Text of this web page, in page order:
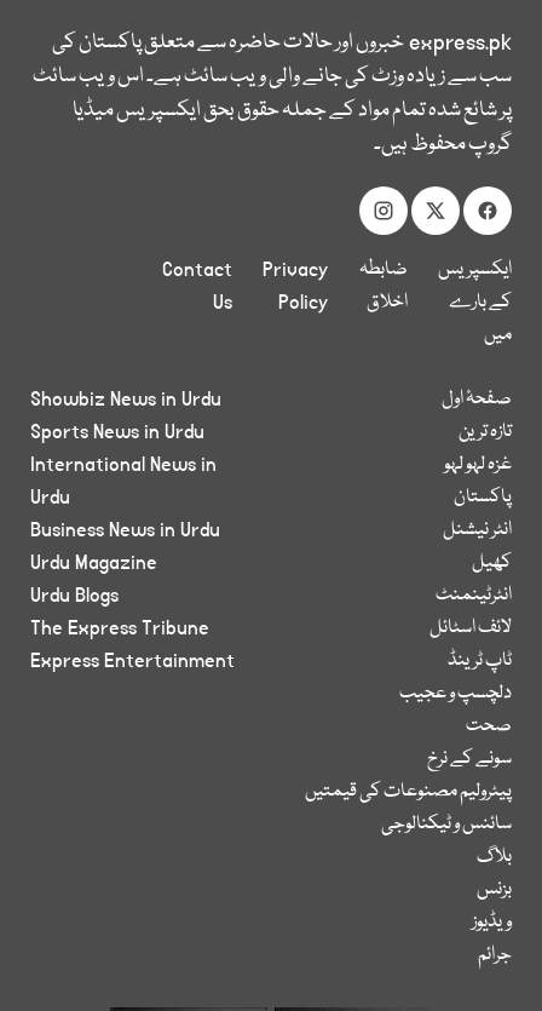
express.pkخبروں اور حالات حاضرہ سے متعلق پاکستان کی
سب سے زیادہ وزٹ کی جانے والی ویب سائٹ ہے۔ اس ویب سائٹ
پر شائع شدہ تمام مواد کے جملہ حقوق بحق ایکسپریس میڈیا
گروپ محفوظ ہیں۔
ایکسپریس
کے بارے
میں
ضابطہ
اخلاق
Privacy
Policy
Contact
Us
صفحۂ اول
تازہ ترین
غزہ لہو لہو
پاکستان
انٹر نیشنل
کھیل
انٹرٹینمنٹ
لائف اسٹائل
ٹاپ ٹرینڈ
دلچسپ و عجیب
صحت
سونے کے نرخ
پیٹرولیم مصنوعات کی قیمتیں
سائنس و ٹیکنالوجی
بلاگ
بزنس
ویڈیوز
جرائم
Showbiz News in Urdu
Sports News in Urdu
International News in
Urdu
Business News in Urdu
Urdu Magazine
Urdu Blogs
The Express Tribune
Express Entertainment